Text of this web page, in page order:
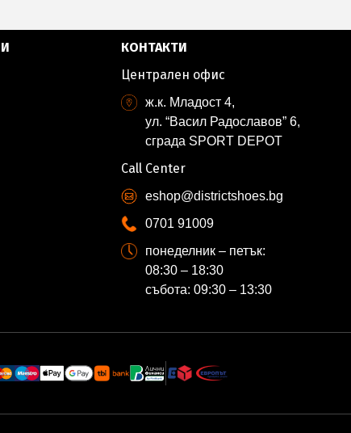
КОНТАКТИ
Централен офис
ж.к. Младост 4,
ул. “Васил Радославов” 6,
сграда SPORT DEPOT
Call Center
eshop@districtshoes.bg
0701 91009
понеделник – петък:
08:30 – 18:30
събота: 09:30 – 13:30